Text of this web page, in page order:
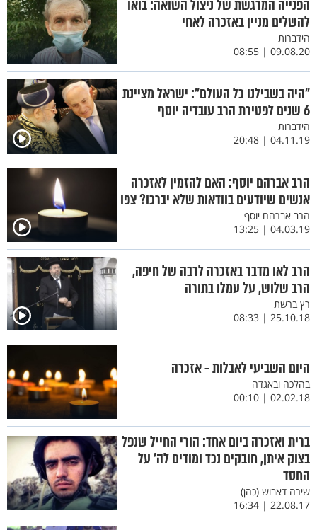
הפנייה המרגשת של ניצול השואה: בואו
להשלים מניין באזכרה לאחי
הידברות
09.08.20 | 08:55
"היה בשבילנו כל העולם": ישראל מציינת
6 שנים לפטירת הרב עובדיה יוסף
הידברות
04.11.19 | 20:48
הרב אברהם יוסף: האם להזמין לאזכרה
אנשים שיודעים בוודאות שלא יברכו? צפו
הרב אברהם יוסף
04.03.19 | 13:25
הרב לאו מדבר באזכרה לרבה של חיפה,
הרב שלוש, על עמלו בתורה
רץ ברשת
25.10.18 | 08:33
היום השביעי לאבלות - אזכרה
בהלכה ובאגדה
02.02.18 | 00:10
ברית ואזכרה ביום אחד: הורי החייל שנפל
בצוק איתן, חובקים נכד ומודים לה’ על
החסד
שירה דאבוש (כהן)
22.08.17 | 16:34